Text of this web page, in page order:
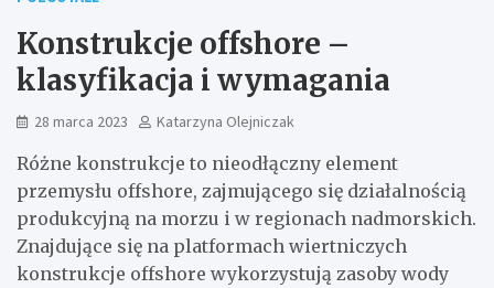
Konstrukcje offshore –
klasyfikacja i wymagania
28 marca 2023 Katarzyna Olejniczak
Różne konstrukcje to nieodłączny element
przemysłu offshore, zajmującego się działalnością
produkcyjną na morzu i w regionach nadmorskich.
Znajdujące się na platformach wiertniczych
konstrukcje offshore wykorzystują zasoby wody